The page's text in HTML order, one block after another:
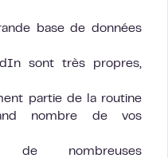
base de données
sont très propres,
partie de la routine
nombre de vos
de nombreuses